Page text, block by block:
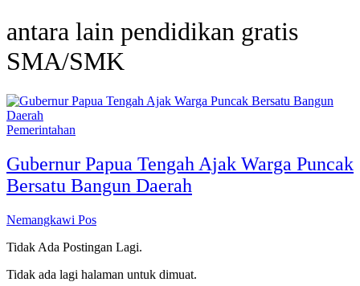
antara lain pendidikan gratis
SMA/SMK
Pemerintahan
Gubernur Papua Tengah Ajak Warga Puncak
Bersatu Bangun Daerah
Nemangkawi Pos
Tidak Ada Postingan Lagi.
Tidak ada lagi halaman untuk dimuat.